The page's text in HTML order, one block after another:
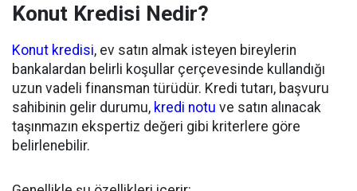
Konut Kredisi Nedir?
Konut kredisi, ev satın almak isteyen bireylerin
bankalardan belirli koşullar çerçevesinde kullandığı
uzun vadeli finansman türüdür. Kredi tutarı, başvuru
sahibinin gelir durumu, kredi notu ve satın alınacak
taşınmazın ekspertiz değeri gibi kriterlere göre
belirlenebilir.